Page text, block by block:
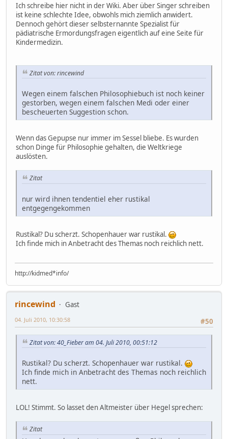
Ich schreibe hier nicht in der Wiki. Aber über Singer schreiben
ist keine schlechte Idee, obwohls mich ziemlich anwidert.
Dennoch gehört dieser selbsternannte Spezialist für
pädiatrische Ermordungsfragen eigentlich auf eine Seite für
Kindermedizin.
Zitat von: rincewind
Wegen einem falschen Philosophiebuch ist noch keiner
gestorben, wegen einem falschen Medi oder einer
bescheuerten Suggestion schon.
Wenn das Gepupse nur immer im Sessel bliebe. Es wurden
schon Dinge für Philosophie gehalten, die Weltkriege
auslösten.
Zitat
nur wird ihnen tendentiel eher rustikal
entgegengekommen
Rustikal? Du scherzt. Schopenhauer war rustikal.
Ich finde mich in Anbetracht des Themas noch reichlich nett.
http://kidmed*info/
rincewind
Gast
#50
04. Juli 2010, 10:30:58
Zitat von: 40_Fieber am 04. Juli 2010, 00:51:12
Rustikal? Du scherzt. Schopenhauer war rustikal.
Ich finde mich in Anbetracht des Themas noch reichlich
nett.
LOL! Stimmt. So lasset den Altmeister über Hegel sprechen:
Zitat